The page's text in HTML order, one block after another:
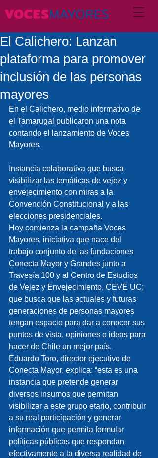
El Calichero: Lanzan
plataforma para promover
inclusión de las personas
mayores
En el Calichero, medio informativo de
el Tamarugal publicaron una nota
contando el lanzamiento de Voces
Mayores.
Instancia colaborativa que busca
visibilizar las temáticas de vejez y
envejecimiento con miras a la
Convención Constitucional y a las
elecciones presidenciales.
Hoy comienza la campaña Voces
Mayores, iniciativa que nace del
trabajo conjunto de las fundaciones
Conecta Mayor y Grandes junto a
Travesía 100 y al Centro de Estudios
de Vejez y Envejecimiento, CEVE UC;
que busca que las actuales y futuras
generaciones de personas mayores
tengan espacio para dar a conocer sus
puntos de vista, opiniones o ideas para
hacer de Chile un mejor país.
Eduardo Toro, director ejecutivo de
Conecta Mayor, explica: “esta es una
instancia que pretende generar
diversos insumos que permitan
visibilizar a este grupo etario, contribuir
a su real participación y generar
información que permita formular
políticas públicas que respondan
efectivamente a la diversa realidad de